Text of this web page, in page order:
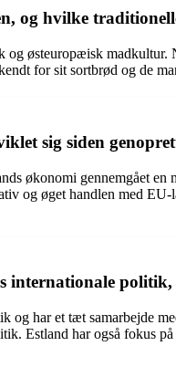
og hvilke
østeuropæisk
for sit sortbrød og de
sig siden
økonomi gennemgået
og øget handlen med
internationale
og har et tæt samarbejde
Estland har også fokus